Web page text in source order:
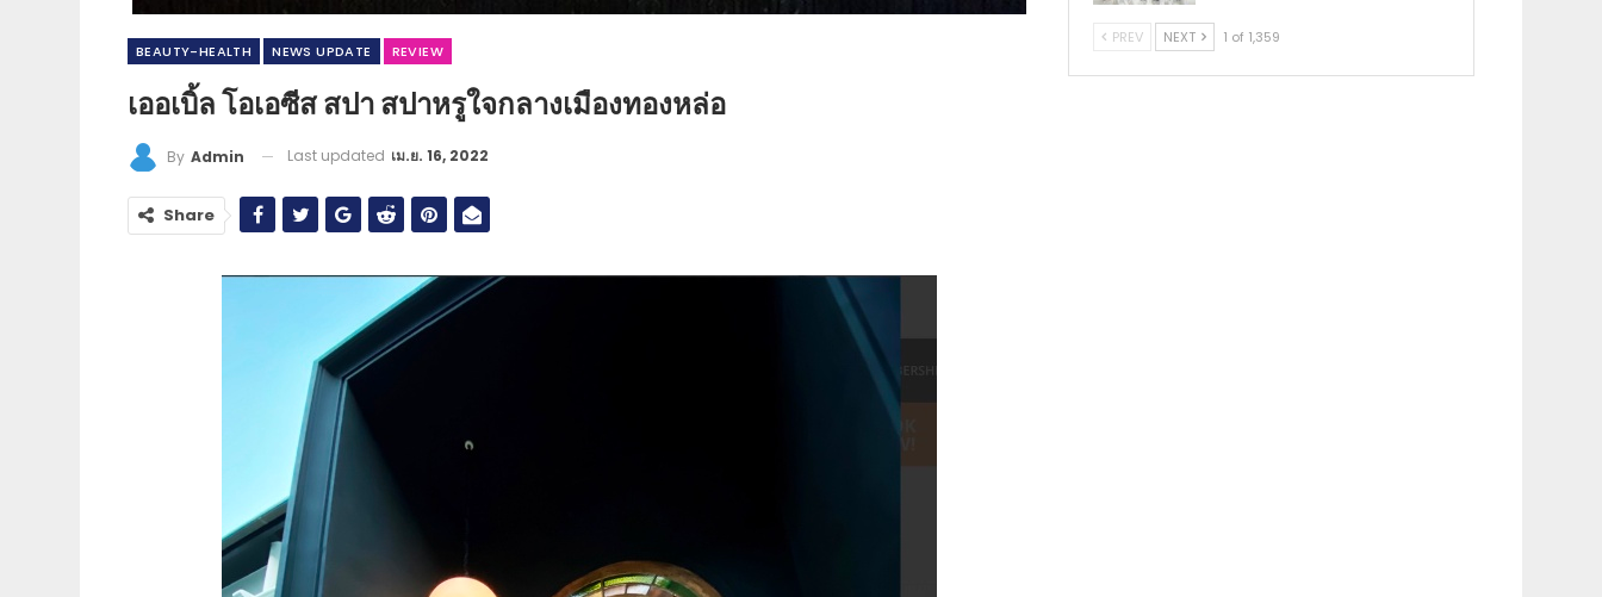
BEAUTY-HEALTH NEWS​ UPDATE REVIEW
เออเบิ้ล โอเอซีส สปา สปาหรูใจกลางเมืองทองหล่อ
By Admin Last updated เม.ย. 16, 2022
Share
PREV NEXT 1 of 1,359